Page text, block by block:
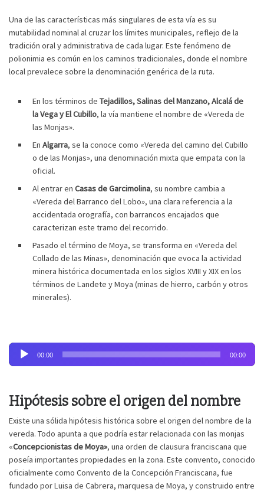
Una de las características más singulares de esta vía es su
mutabilidad nominal al cruzar los límites municipales, reflejo de la
tradición oral y administrativa de cada lugar. Este fenómeno de
polionimia es común en los caminos tradicionales, donde el nombre
local prevalece sobre la denominación genérica de la ruta.
En los términos de Tejadillos, Salinas del Manzano, Alcalá de
la Vega y El Cubillo, la vía mantiene el nombre de «Vereda de
las Monjas».
En Algarra, se la conoce como «Vereda del camino del Cubillo
o de las Monjas», una denominación mixta que empata con la
oficial.
Al entrar en Casas de Garcimolina, su nombre cambia a
«Vereda del Barranco del Lobo», una clara referencia a la
accidentada orografía, con barrancos encajados que
caracterizan este tramo del recorrido.
Pasado el término de Moya, se transforma en «Vereda del
Collado de las Minas», denominación que evoca la actividad
minera histórica documentada en los siglos XVIII y XIX en los
términos de Landete y Moya (minas de hierro, carbón y otros
minerales).
Reproductor
de
00:00 00:00
Hipótesis sobre el origen del nombre
Existe una sólida hipótesis histórica sobre el origen del nombre de la
vereda. Todo apunta a que podría estar relacionada con las monjas
«Concepcionistas de Moya», una orden de clausura franciscana que
poseía importantes propiedades en la zona. Este convento, conocido
oficialmente como Convento de la Concepción Franciscana, fue
fundado por Luisa de Cabrera, marquesa de Moya, y construido entre